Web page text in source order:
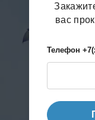
вас
Телефон